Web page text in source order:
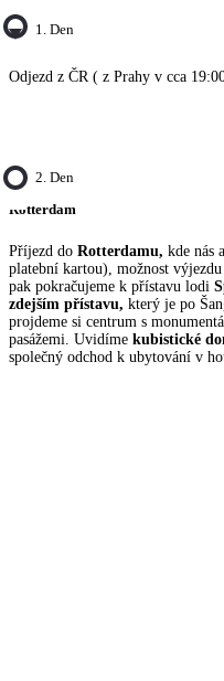
1. Den
Odjezd z ČR ( z Prahy v cca
2. Den
Rotterdam
Příjezd do Rotterdamu, kde nás
platební kartou), možnost
pak pokračujeme k přístavu lodi
zdejším přístavu, který je po
projdeme si centrum s
pasážemi. Uvidíme kubistické
společný odchod k ubytování v